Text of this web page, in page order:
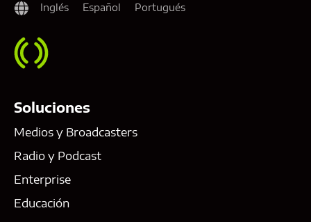
Inglés Español Portugués
Soluciones
Medios y Broadcasters
Radio y Podcast
Enterprise
Educación